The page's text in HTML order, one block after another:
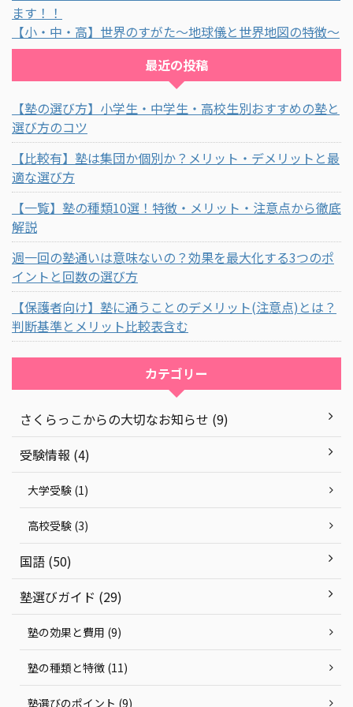
ます！！
【小・中・高】世界のすがた～地球儀と世界地図の特徴～
最近の投稿
【塾の選び方】小学生・中学生・高校生別おすすめの塾と
選び方のコツ
【比較有】塾は集団か個別か？メリット・デメリットと最
適な選び方
【一覧】塾の種類10選！特徴・メリット・注意点から徹底
解説
週一回の塾通いは意味ないの？効果を最大化する3つのポ
イントと回数の選び方
【保護者向け】塾に通うことのデメリット(注意点)とは？
判断基準とメリット比較表含む
カテゴリー
さくらっこからの大切なお知らせ (9)
受験情報 (4)
大学受験 (1)
高校受験 (3)
国語 (50)
塾選びガイド (29)
塾の効果と費用 (9)
塾の種類と特徴 (11)
塾選びのポイント (9)